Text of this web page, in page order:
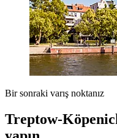
Bir sonraki varış noktanız
Treptow-